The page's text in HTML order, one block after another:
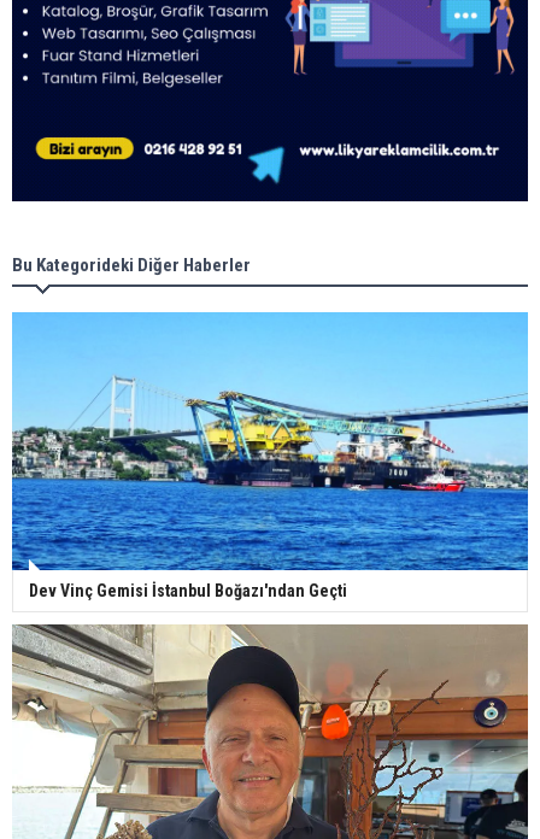
Bu Kategorideki Diğer Haberler
Dev Vinç Gemisi İstanbul Boğazı'ndan Geçti